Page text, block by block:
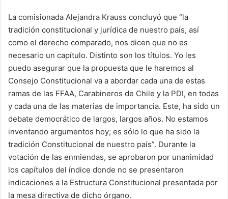
La comisionada Alejandra Krauss concluyó que “la
tradición constitucional y jurídica de nuestro país, así
como el derecho comparado, nos dicen que no es
necesario un capítulo. Distinto son los títulos. Yo les
puedo asegurar que la propuesta que le haremos al
Consejo Constitucional va a abordar cada una de estas
ramas de las FFAA, Carabineros de Chile y la PDI, en todas
y cada una de las materias de importancia. Este, ha sido un
debate democrático de largos, largos años. No estamos
inventando argumentos hoy; es sólo lo que ha sido la
tradición Constitucional de nuestro país”. Durante la
votación de las enmiendas, se aprobaron por unanimidad
los capítulos del índice donde no se presentaron
indicaciones a la Estructura Constitucional presentada por
la mesa directiva de dicho órgano.